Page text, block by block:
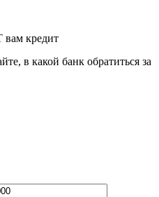
кредит
в какой банк обратиться за